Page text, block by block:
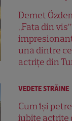
Demet
„Fata din
una dintre
actrițe din
VEDETE STRĂINE
Cum își
iubite actrițe